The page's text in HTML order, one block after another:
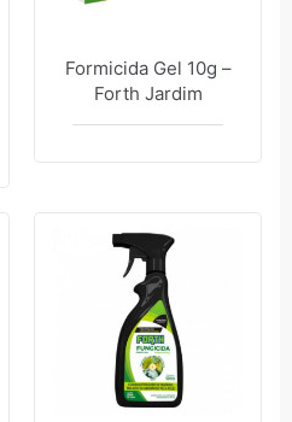
Formicida Gel 10g –
Forth Jardim